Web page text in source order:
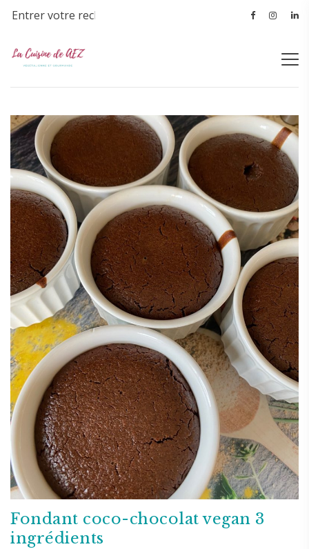
Fondant coco-chocolat vegan 3
ingrédients